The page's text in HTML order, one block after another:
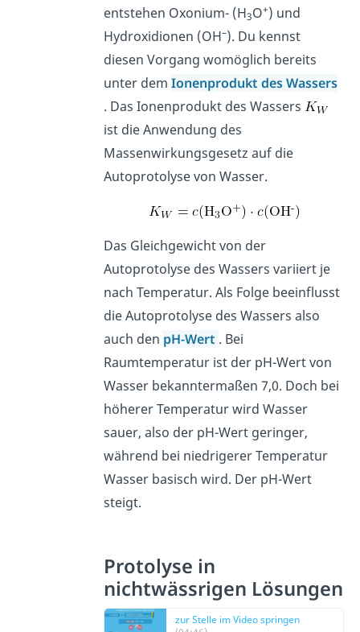
entstehen Oxonium- (H3O+) und
Hydroxidionen (OH–). Du kennst
diesen Vorgang womöglich bereits
unter demIonenprodukt des Wassers
. Das Ionenprodukt des Wassers
ist die Anwendung des
Massenwirkungsgesetz auf die
Autoprotolyse von Wasser.
Das Gleichgewicht von der
Autoprotolyse des Wassers variiert je
nach Temperatur. Als Folge beeinflusst
die Autoprotolyse des Wassers also
auch den pH-Wert . Bei
Raumtemperatur ist der pH-Wert von
Wasser bekanntermaßen 7,0. Doch bei
höherer Temperatur wird Wasser
sauer, also der pH-Wert geringer,
während bei niedrigerer Temperatur
Wasser basisch wird. Der pH-Wert
steigt.
Protolyse in
nichtwässrigen Lösungen
zur Stelle im Video springen